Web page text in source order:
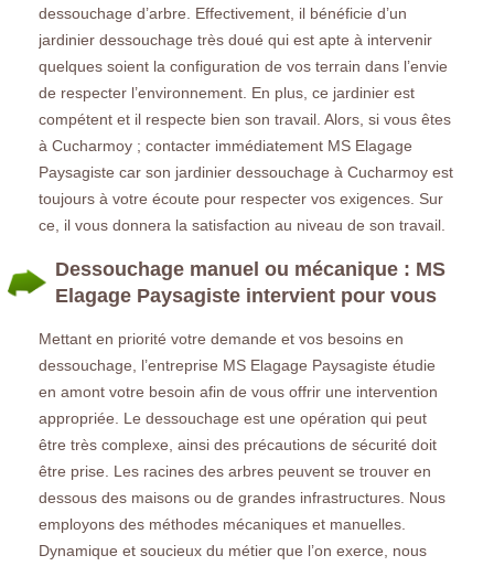
dessouchage d’arbre. Effectivement, il bénéficie d’un
jardinier dessouchage très doué qui est apte à intervenir
quelques soient la configuration de vos terrain dans l’envie
de respecter l’environnement. En plus, ce jardinier est
compétent et il respecte bien son travail. Alors, si vous êtes
à Cucharmoy ; contacter immédiatement MS Elagage
Paysagiste car son jardinier dessouchage à Cucharmoy est
toujours à votre écoute pour respecter vos exigences. Sur
ce, il vous donnera la satisfaction au niveau de son travail.
Dessouchage manuel ou mécanique : MS
Elagage Paysagiste intervient pour vous
Mettant en priorité votre demande et vos besoins en
dessouchage, l’entreprise MS Elagage Paysagiste étudie
en amont votre besoin afin de vous offrir une intervention
appropriée. Le dessouchage est une opération qui peut
être très complexe, ainsi des précautions de sécurité doit
être prise. Les racines des arbres peuvent se trouver en
dessous des maisons ou de grandes infrastructures. Nous
employons des méthodes mécaniques et manuelles.
Dynamique et soucieux du métier que l’on exerce, nous